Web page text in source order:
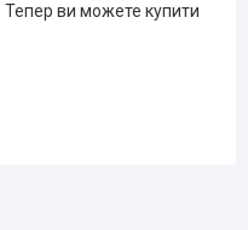
Тепер ви можете купити